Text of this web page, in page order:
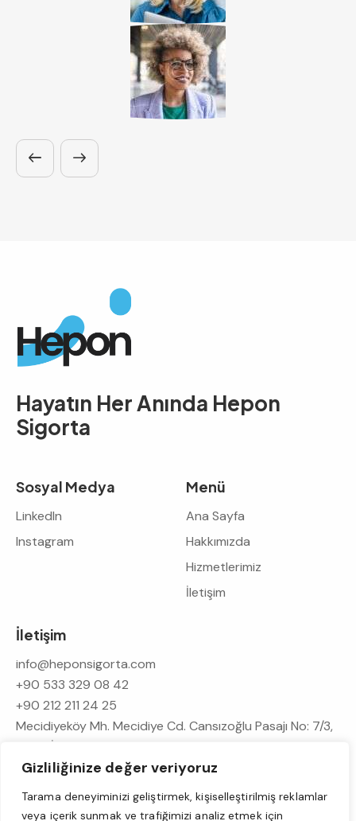
Gizliliğinize değer veriyoruz
Tarama deneyiminizi geliştirmek, kişiselleştirilmiş reklamlar
veya içerik sunmak ve trafiğimizi analiz etmek için
Hayatın Her Anında Hepon
Sigorta
Sosyal Medya
LinkedIn
Instagram
Menü
Ana Sayfa
Hakkımızda
Hizmetlerimiz
İletişim
İletişim
info@heponsigorta.com
+90 533 329 08 42
+90 212 211 24 25
Mecidiyeköy Mh. Mecidiye Cd. Cansızoğlu Pasajı No: 7/3,
Şişli – İstanbul – Türkiye
Hepon Sigorta Acenteliği LTD.ŞTİ©. All Rights Reserved.